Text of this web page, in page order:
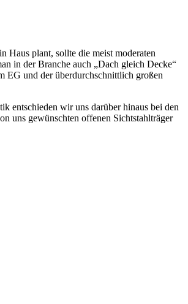
Haus plant, sollte die meist moderaten
in der Branche auch „Dach gleich Decke“
EG und der überdurchschnittlich großen
entschieden wir uns darüber hinaus bei den
uns gewünschten offenen Sichtstahlträger